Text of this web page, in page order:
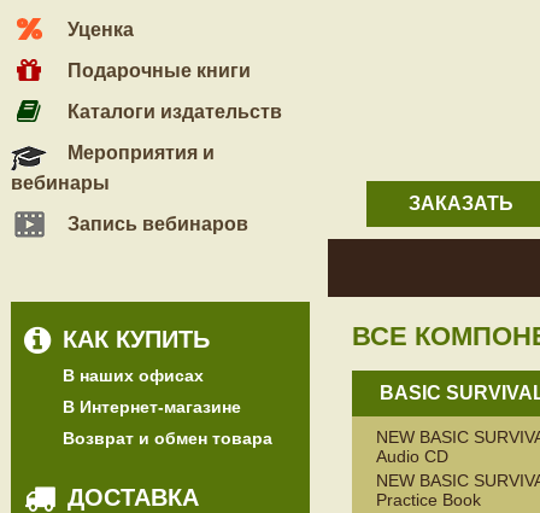
Уценка
Подарочные книги
Каталоги издательств
Мероприятия и
вебинары
Запись вебинаров
КАК КУПИТЬ
В наших офисах
В Интернет-магазине
Возврат и обмен товара
ДОСТАВКА
ЗАКАЗАТЬ
ВСЕ
BASIC
NEW BASIC
Audio CD
NEW BASIC
Practice Book